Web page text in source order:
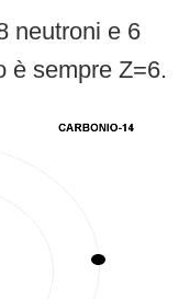
neutroni e 6
è sempre Z=6.